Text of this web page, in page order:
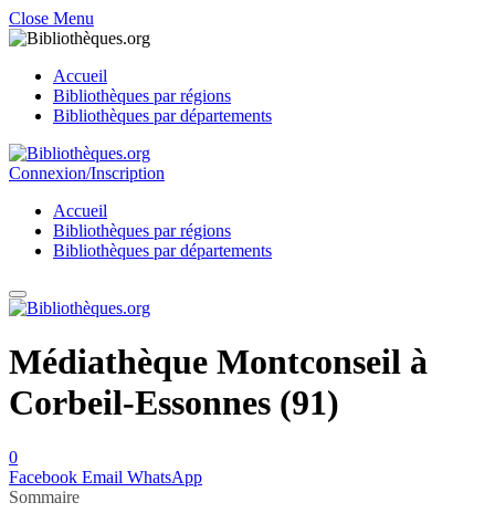
Close Menu
Accueil
Bibliothèques par régions
Bibliothèques par départements
Connexion/Inscription
Accueil
Bibliothèques par régions
Bibliothèques par départements
Médiathèque Montconseil à
Corbeil-Essonnes (91)
0
Facebook Email WhatsApp
Sommaire